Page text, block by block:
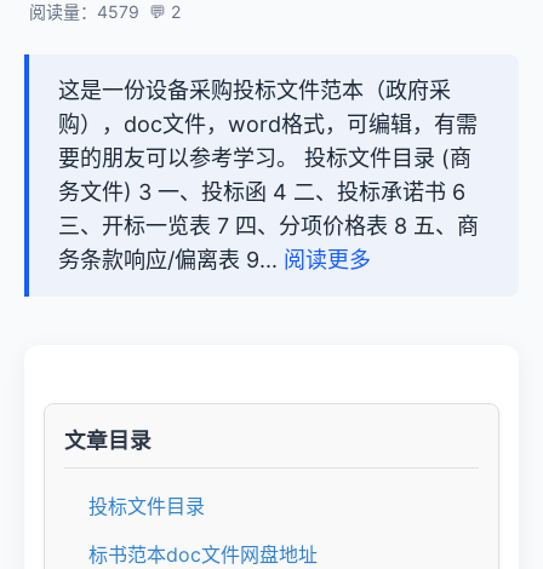
阅读量：4579 💬 2
这是一份设备采购投标文件范本（政府采
购），doc文件，word格式，可编辑，有需
要的朋友可以参考学习。 投标文件目录 (商
务文件) 3 一、投标函 4 二、投标承诺书 6
三、开标一览表 7 四、分项价格表 8 五、商
务条款响应/偏离表 9... 阅读更多
文章目录
投标文件目录
标书范本doc文件网盘地址